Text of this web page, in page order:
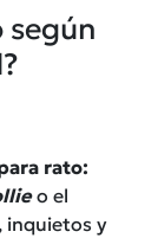
según
rato:
o el
inquietos y